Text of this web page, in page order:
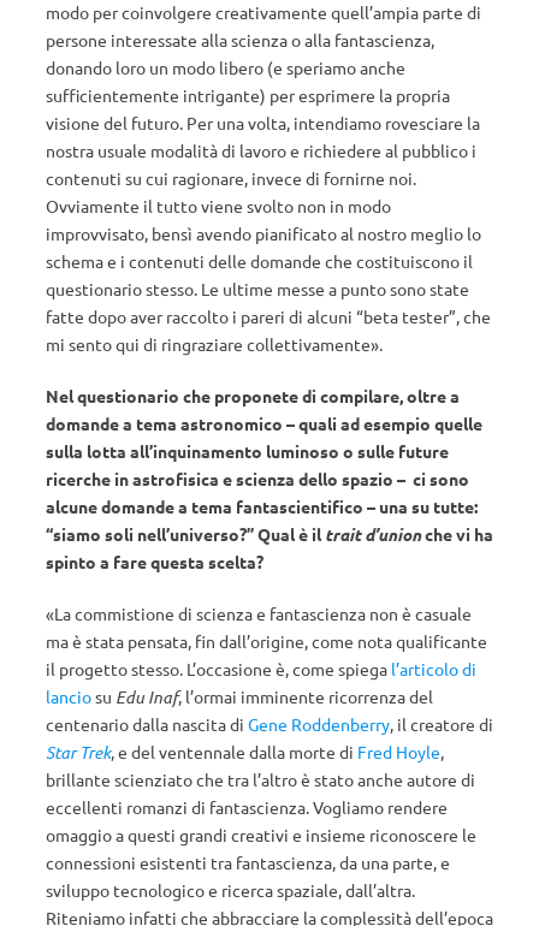
modo per coinvolgere creativamente quell’ampia parte di
persone interessate alla scienza o alla fantascienza,
donando loro un modo libero (e speriamo anche
sufficientemente intrigante) per esprimere la propria
visione del futuro. Per una volta, intendiamo rovesciare la
nostra usuale modalità di lavoro e richiedere al pubblico i
contenuti su cui ragionare, invece di fornirne noi.
Ovviamente il tutto viene svolto non in modo
improvvisato, bensì avendo pianificato al nostro meglio lo
schema e i contenuti delle domande che costituiscono il
questionario stesso. Le ultime messe a punto sono state
fatte dopo aver raccolto i pareri di alcuni “beta tester”, che
mi sento qui di ringraziare collettivamente».
Nel questionario che proponete di compilare, oltre a
domande a tema astronomico – quali ad esempio quelle
sulla lotta all’inquinamento luminoso o sulle future
ricerche in astrofisica e scienza dello spazio – ci sono
alcune domande a tema fantascientifico – una su tutte:
“siamo soli nell’universo?” Qual è iltrait d’unionche vi ha
spinto a fare questa scelta?
«La commistione di scienza e fantascienza non è casuale
ma è stata pensata, fin dall’origine, come nota qualificante
il progetto stesso. L’occasione è, come spiega l’articolo di
lanciosu Edu Inaf, l’ormai imminente ricorrenza del
centenario dalla nascita di Gene Roddenberry, il creatore di
Star Trek, e del ventennale dalla morte di Fred Hoyle,
brillante scienziato che tra l’altro è stato anche autore di
eccellenti romanzi di fantascienza. Vogliamo rendere
omaggio a questi grandi creativi e insieme riconoscere le
connessioni esistenti tra fantascienza, da una parte, e
sviluppo tecnologico e ricerca spaziale, dall’altra.
Riteniamo infatti che abbracciare la complessità dell’epoca